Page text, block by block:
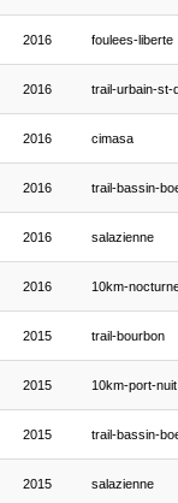
2016 foulees-liberte
2016 trail-urbain-st-
2016 cimasa
2016 trail-bassin-
2016 salazienne
2016 10km-
2015 trail-bourbon
2015 10km-port-nuit
2015 trail-bassin-
2015 salazienne